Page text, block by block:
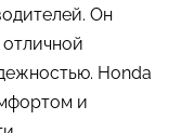
Он
Honda
и